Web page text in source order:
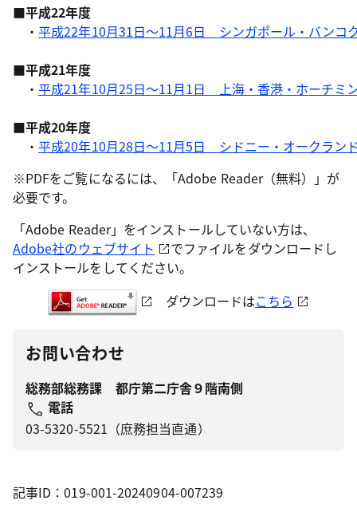
■平成22年度
・平成22年10月31日～11月6日 シンガポール・バンコ
■平成21年度
・平成21年10月25日～11月1日 上海・香港・ホーチミ
■平成20年度
・平成20年10月28日～11月5日 シドニー・オークラン
※PDFをご覧になるには、「Adobe Reader（無料）」が
必要です。
「Adobe Reader」をインストールしていない方は、
Adobe社のウェブサイト
でファイルをダウンロードし
インストールをしてください。
ダウンロードはこちら
お問い合わせ
総務部総務課 都庁第二庁舎９階南側
電話
03-5320-5521（庶務担当直通）
記事ID：019-001-20240904-007239